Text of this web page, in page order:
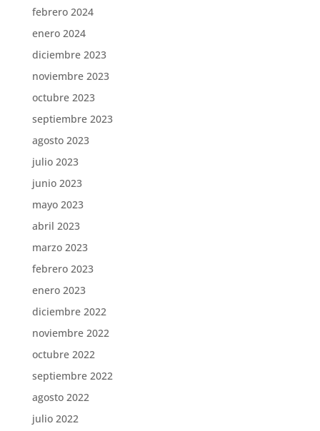
febrero 2024
enero 2024
diciembre 2023
noviembre 2023
octubre 2023
septiembre 2023
agosto 2023
julio 2023
junio 2023
mayo 2023
abril 2023
marzo 2023
febrero 2023
enero 2023
diciembre 2022
noviembre 2022
octubre 2022
septiembre 2022
agosto 2022
julio 2022